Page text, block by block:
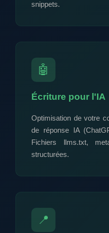
snippets.
🤖
Écriture pour l'IA
Optimisation de votre
de réponse IA
Fichiers llms.txt,
structurées.
📍